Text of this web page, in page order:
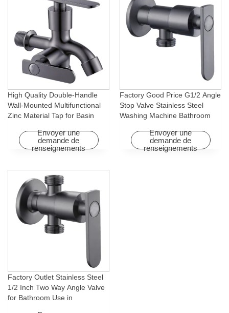
High Quality Double-Handle
Wall-Mounted Multifunctional
Zinc Material Tap for Basin
Homes
Envoyer une
demande de
renseignements
Factory Good Price G1/2 Angle
Stop Valve Stainless Steel
Washing Machine Bathroom
Apartments & Hotels
Envoyer une
demande de
renseignements
Factory Outlet Stainless Steel
1/2 Inch Two Way Angle Valve
for Bathroom Use in